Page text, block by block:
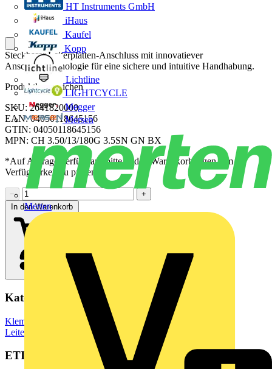
HT Instruments GmbH
iHaus
Kaufel
Kopp
Lichtline
LIGHTCYCLE
Megger
Mersen
Merten
Steckbarer Leiterplatten-Anschluss mit innovatiever
Anschlusstechnologie für eine sichere und intuitive Handhabung.
Produktkennzeichen
SKU: 2641820000
EAN: 04050118645156
GTIN: 04050118645156
MPN: CH 3.50/13/180G 3.5SN GN BX
*Auf Anfrage verfügbar - bitte in den Warenkorb legen, um
Verfügbarkeit zu prüfen
−
+
In den Warenkorb
Kategorien
Klemmen, Steckverbinder & Verbindungselemente
Leiterplattensteckverbinder
ETIM Group